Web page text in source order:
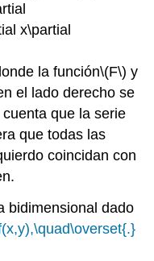
x\partial
la función\(F\) y
el lado derecho se
que la serie
que todas las
coincidan con
bidimensional dado